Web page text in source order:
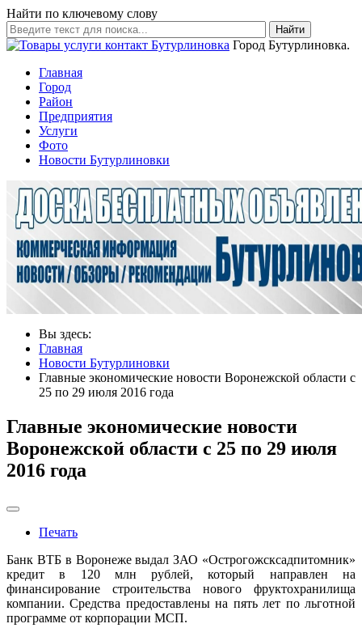
Найти по ключевому слову
Найти
Город Бутурлиновка.
Главная
Город
Район
Предприятия
Услуги
Фото
Новости Бутурлиновки
Вы здесь:
Главная
Новости Бутурлиновки
Главные экономические новости Воронежской области с
25 по 29 июля 2016 года
Главные экономические новости
Воронежской области с 25 по 29 июля
2016 года
Печать
Банк ВТБ в Воронеже выдал ЗАО «Острогожсксадпитомник»
кредит в 120 млн рублей, который направлен на
финансирование строительства нового фруктохранилища
компании. Средства предоставлены на пять лет по льготной
программе от корпорации МСП.